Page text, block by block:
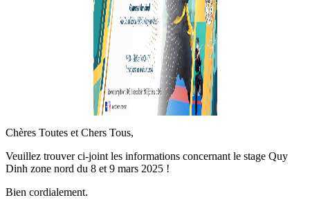
Chères Toutes et Chers Tous,
Veuillez trouver ci-joint les informations concernant le stage Quy
Dinh zone nord du 8 et 9 mars 2025 !
Bien cordialement.